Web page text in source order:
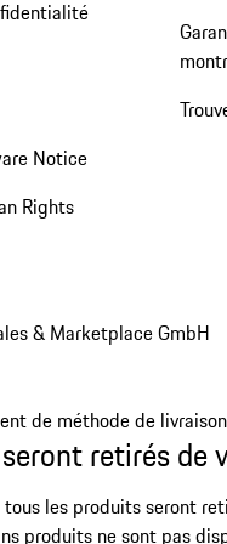
Notice
Rights
& Marketplace GmbH
de méthode de livraison
retirés de
les produits seront
produits ne sont pas